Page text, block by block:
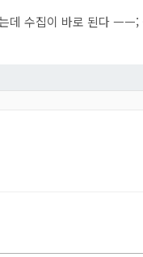
데 수집이 바로 된다 ㅡㅡ